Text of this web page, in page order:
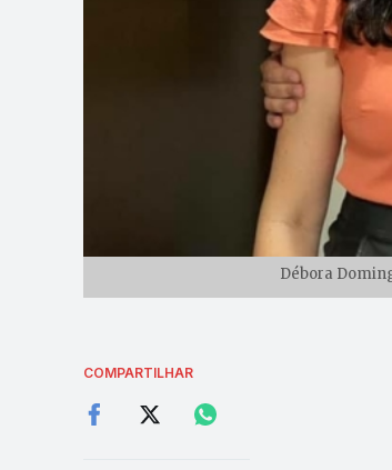
Débora
COMPARTILHAR